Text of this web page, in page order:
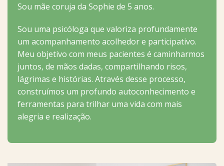
Sou mãe coruja da Sophie de 5 anos.
Sou uma psicóloga que valoriza profundamente
um acompanhamento acolhedor e participativo.
Meu objetivo com meus pacientes é caminharmos
juntos, de mãos dadas, compartilhando risos,
lágrimas e histórias. Através desse processo,
construímos um profundo autoconhecimento e
ferramentas para trilhar uma vida com mais
alegria e realização.